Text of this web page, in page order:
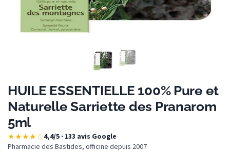
HUILE ESSENTIELLE 100% Pure et
Naturelle Sarriette des Pranarom
5ml
★★★★☆4,4/5 · 133 avis Google·
Pharmacie des Bastides, officine depuis 2007